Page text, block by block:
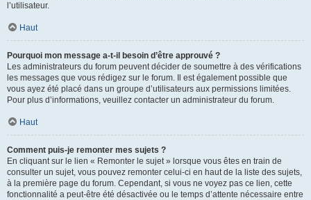
l’utilisateur.
Haut
Pourquoi mon message a-t-il besoin d’être approuvé ?
Les administrateurs du forum peuvent décider de soumettre à des vérifications
les messages que vous rédigez sur le forum. Il est également possible que
vous ayez été placé dans un groupe d’utilisateurs aux permissions limitées.
Pour plus d’informations, veuillez contacter un administrateur du forum.
Haut
Comment puis-je remonter mes sujets ?
En cliquant sur le lien « Remonter le sujet » lorsque vous êtes en train de
consulter un sujet, vous pouvez remonter celui-ci en haut de la liste des sujets,
à la première page du forum. Cependant, si vous ne voyez pas ce lien, cette
fonctionnalité a peut-être été désactivée ou le temps d’attente nécessaire entre